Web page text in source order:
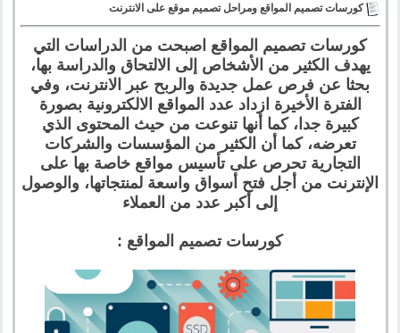
كورسات تصميم المواقع ومراحل تصميم موقع على الانترنت
كورسات تصميم المواقع اصبحت من الدراسات التي
يهدف الكثير من الأشخاص إلى الالتحاق والدراسة بها،
بحثا عن فرص عمل جديدة والربح عبر الانترنت، وفي
الفترة الأخيرة ازداد عدد المواقع الالكترونية بصورة
كبيرة جدا، كما أنها تنوعت من حيث المحتوى الذي
تعرضه، كما أن الكثير من المؤسسات والشركات
التجارية تحرص على تأسيس مواقع خاصة بها على
الإنترنت من أجل فتح أسواق واسعة لمنتجاتها، والوصول
إلى أكبر عدد من العملاء
كورسات تصميم المواقع :